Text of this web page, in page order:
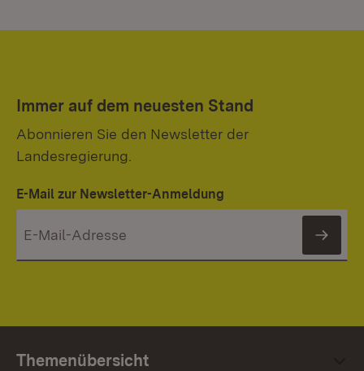
Immer auf dem neuesten Stand
Abonnieren Sie den Newsletter der
Landesregierung.
E-Mail zur Newsletter-Anmeldung
Themenübersicht